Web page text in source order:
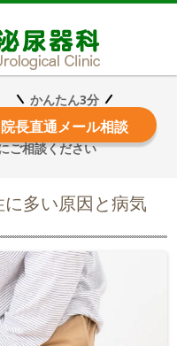
かんたん3分
院長直通メール相談
ご相談ください
多い原因と病気